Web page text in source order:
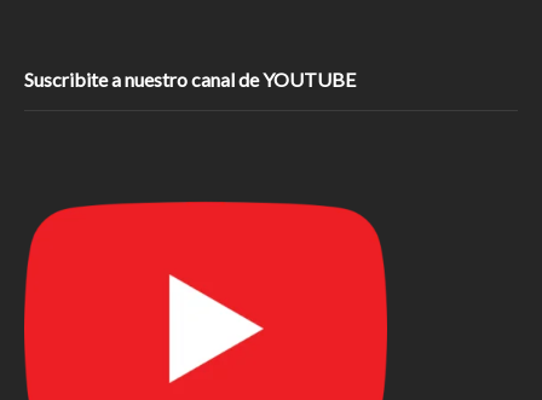
Suscribite a nuestro canal de YOUTUBE